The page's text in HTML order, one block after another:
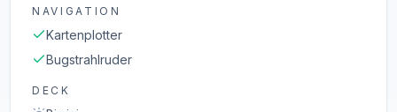
NAVIGATION
Kartenplotter
Bugstrahlruder
DECK